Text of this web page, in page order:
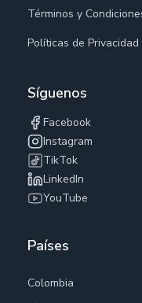
Términos y
Políticas de Privacidad
Síguenos
Facebook
Instagram
TikTok
LinkedIn
YouTube
Países
Colombia